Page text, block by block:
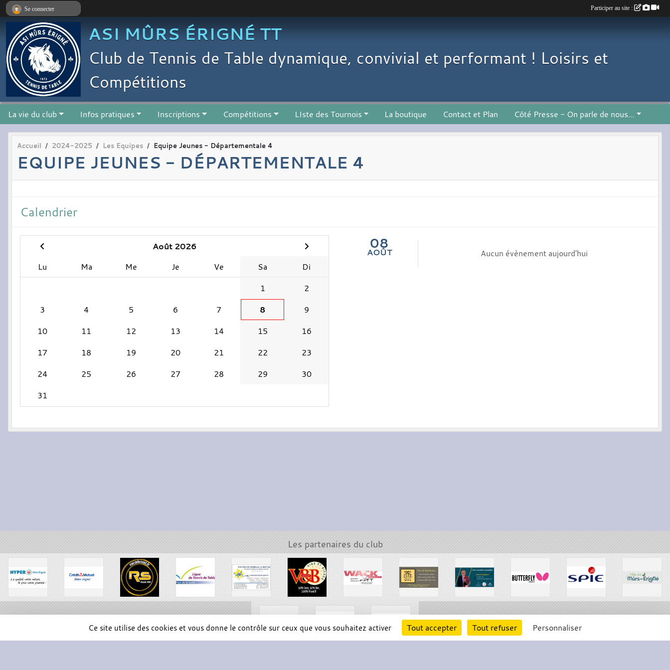
ASI MÛRS ÉRIGNÉ TT
Club de Tennis de Table dynamique, convivial et performant ! Loisirs et
Compétitions
La vie du club Infos pratiques Inscriptions Compétitions LIste des Tournois La boutique Contact et Plan Côté Presse - On parle de nous...
Accueil 2024-2025 Les Equipes Equipe Jeunes - Départementale 4
EQUIPE JEUNES - DÉPARTEMENTALE 4
Calendrier
Août 2026
Lu
Ma Me Je Ve Sa
Di
1
2
3
4 5 6 7 8
9
10
11 12 13 14 15
16
17
18 19 20 21 22
23
24
25 26 27 28 29
30
31
08
AOÛT Aucun évènement aujourd'hui
Les partenaires du club
Se connecter Participer au site :
Panneau de gestion des cookies
Ce site utilise des cookies et vous donne le contrôle sur ceux que vous souhaitez activer Tout accepter Tout refuser Personnaliser